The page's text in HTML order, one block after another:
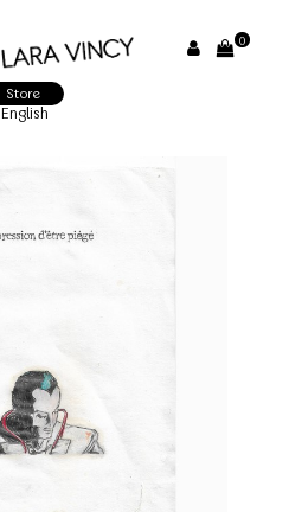
0
Store
English